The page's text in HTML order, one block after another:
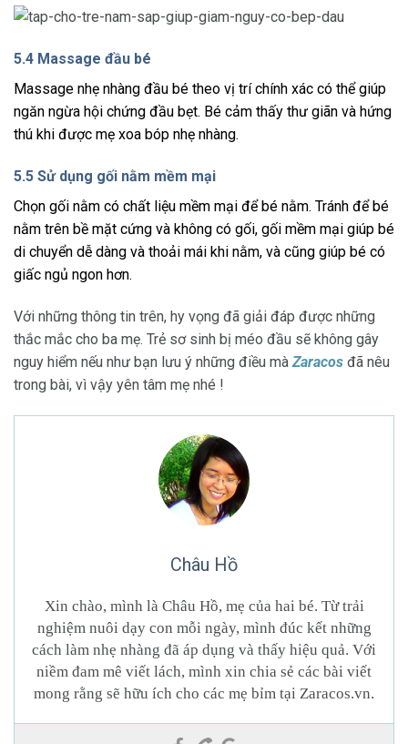
5.4 Massage đầu bé
Massage nhẹ nhàng đầu bé theo vị trí chính xác có thể giúp
ngăn ngừa hội chứng đầu bẹt. Bé cảm thấy thư giãn và hứng
thú khi được mẹ xoa bóp nhẹ nhàng.
5.5 Sử dụng gối nằm mềm mại
Chọn gối nằm có chất liệu mềm mại để bé nằm. Tránh để bé
nằm trên bề mặt cứng và không có gối, gối mềm mại giúp bé
di chuyển dễ dàng và thoải mái khi nằm, và cũng giúp bé có
giấc ngủ ngon hơn.
Với những thông tin trên, hy vọng đã giải đáp được những
thắc mắc cho ba mẹ. Trẻ sơ sinh bị méo đầu sẽ không gây
nguy hiểm nếu như bạn lưu ý những điều màZaracos đã nêu
trong bài, vì vậy yên tâm mẹ nhé !
Châu Hồ
Xin chào, mình là Châu Hồ, mẹ của hai bé. Từ trải
nghiệm nuôi dạy con mỗi ngày, mình đúc kết những
cách làm nhẹ nhàng đã áp dụng và thấy hiệu quả. Với
niềm đam mê viết lách, mình xin chia sẻ các bài viết
mong rằng sẽ hữu ích cho các mẹ bỉm tại Zaracos.vn.